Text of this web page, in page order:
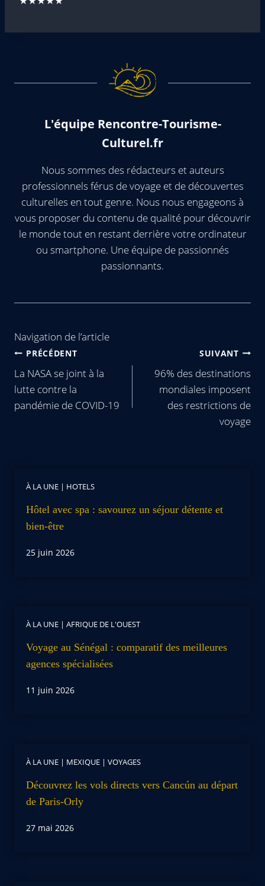
L'équipe Rencontre-Tourisme-
Culturel.fr
Nous sommes des rédacteurs et auteurs
professionnels férus de voyage et de découvertes
culturelles en tout genre. Nous nous engageons à
vous proposer du contenu de qualité pour découvrir
le monde tout en restant derrière votre ordinateur
ou smartphone. Une équipe de passionnés
passionnants.
Navigation de l’article
PRÉCÉDENT
La NASA se joint à la
lutte contre la
pandémie de COVID-19
SUIVANT
96% des destinations
mondiales imposent
des restrictions de
voyage
À LA UNE | HOTELS
Hôtel avec spa : savourez un séjour détente et
bien-être
25 juin 2026
À LA UNE | AFRIQUE DE L'OUEST
Voyage au Sénégal : comparatif des meilleures
agences spécialisées
11 juin 2026
À LA UNE | MEXIQUE | VOYAGES
Découvrez les vols directs vers Cancún au départ
de Paris-Orly
27 mai 2026